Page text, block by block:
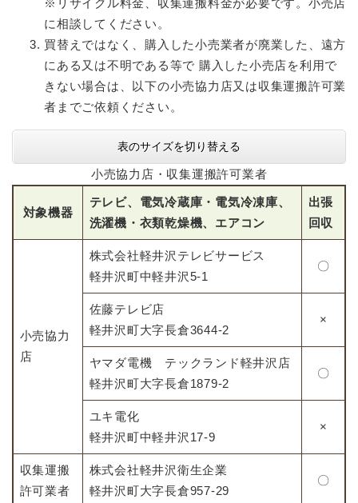
※リサイクル料金、収集運搬料金が必要です。小売店
に相談してください。
買替えではなく、購入した小売業者が廃業した、遠方
にある又は不明である等で 購入した小売店を利用で
きない場合は、以下の小売協力店又は収集運搬許可業
者までご依頼ください。
表のサイズを切り替える
小売協力店・収集運搬許可業者
対象機器
テレビ、電気冷蔵庫・電気冷凍庫、
洗濯機・衣類乾燥機、エアコン
出張
回収
小売協力
店
株式会社軽井沢テレビサービス
軽井沢町中軽井沢5-1
〇
佐藤テレビ店
軽井沢町大字長倉3644-2
×
ヤマダ電機 テックランド軽井沢店
軽井沢町大字長倉1879-2
〇
ユキ電化
軽井沢町中軽井沢17-9
×
収集運搬
許可業者
株式会社軽井沢衛生企業
軽井沢町大字長倉957-29
〇